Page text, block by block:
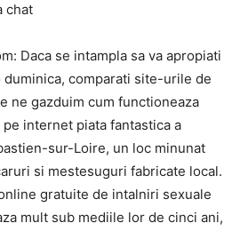
chat
Daca se intampla sa va apropiati
comparati site-urile de
ne gazduim cum functioneaza
internet piata fantastica a
sur-Loire, un loc minunat
si mestesuguri fabricate local.
gratuite de intalniri sexuale
mult sub mediile lor de cinci ani,